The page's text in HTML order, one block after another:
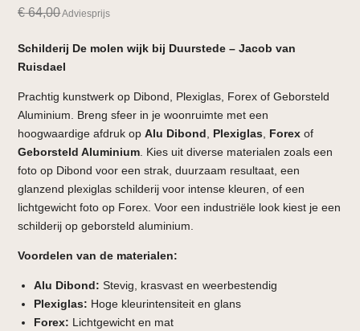
€64,00Adviesprijs
Schilderij De molen wijk bij Duurstede – Jacob van
Ruisdael
Prachtig kunstwerk op Dibond, Plexiglas, Forex of Geborsteld
Aluminium. Breng sfeer in je woonruimte met een
hoogwaardige afdruk opAlu Dibond Plexiglas Forex of
Geborsteld Aluminium . Kies uit diverse materialen zoals een
foto op Dibond voor een strak, duurzaam resultaat, een
glanzend plexiglas schilderij voor intense kleuren, of een
lichtgewicht foto op Forex. Voor een industriële look kiest je een
schilderij op geborsteld aluminium.
Voordelen van de materialen:
Alu Dibond: Stevig, krasvast en weerbestendig
Plexiglas: Hoge kleurintensiteit en glans
Forex: Lichtgewicht en mat